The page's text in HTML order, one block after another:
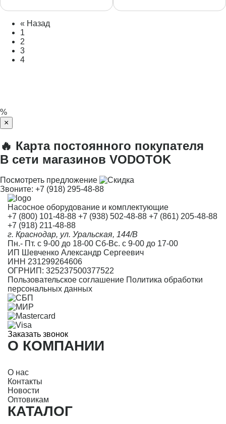
« Назад
1
2
3
4
%
×
🔥 Карта постоянного покупателя
В сети магазинов VODOTOK
Посмотреть предложение
Звоните: +7 (918) 295-48-88
Насосное оборудование и комплектующие
+7 (800) 101-48-88 +7 (938) 502-48-88 +7 (861) 205-48-88
+7 (918) 211-48-88
г. Краснодар, ул. Уральская, 144/В
Пн.- Пт. с 9-00 до 18-00 Сб-Вс. с 9-00 до 17-00
ИП Шевченко Александр Сергеевич
ИНН 231299264606
ОГРНИП: 325237500377522
Пользовательское соглашение Политика обработки
персональных данных
Заказать звонок
О КОМПАНИИ
О нас
Контакты
Новости
Оптовикам
КАТАЛОГ